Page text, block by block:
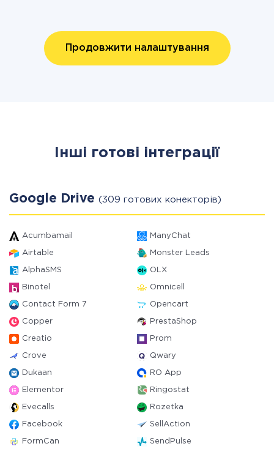
Продовжити налаштування
Інші готові інтеграції
Google Drive (309 готових конекторів)
Acumbamail ManyChat
Airtable Monster Leads
AlphaSMS OLX
Binotel Omnicell
Contact Form 7 Opencart
Copper PrestaShop
Creatio Prom
Crove Qwary
Dukaan RO App
Elementor Ringostat
Evecalls Rozetka
Facebook SellAction
FormCan SendPulse